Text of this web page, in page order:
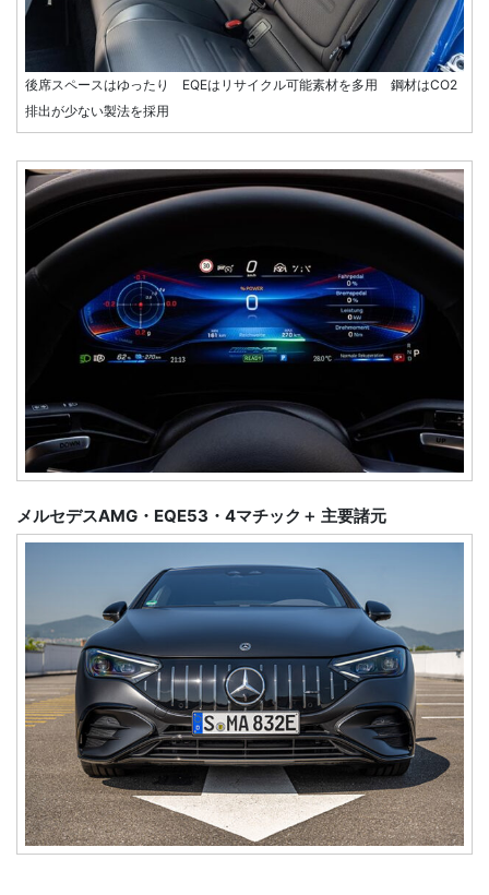
後席スペースはゆったり EQEはリサイクル可能素材を多用 鋼材はCO2
排出が少ない製法を採用
メルセデスAMG・EQE53・4マチック＋ 主要諸元